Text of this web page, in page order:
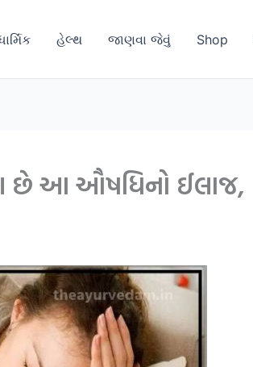
હેલ્થ જાણવા જેવું Shop
છે આ ઔષધિનો ઈલાજ,